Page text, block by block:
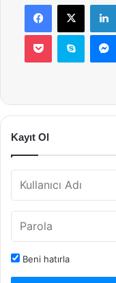
Facebook
X
Pocket Skype
Kayıt Ol
Beni hatırla